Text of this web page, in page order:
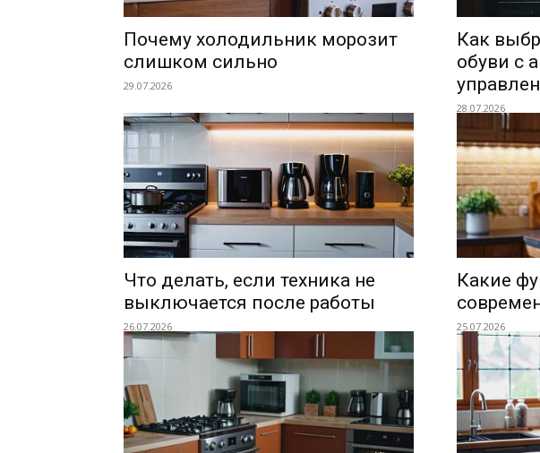
Почему холодильник морозит
слишком сильно
29.07.2026
Как
обуви с
28.07.2026
Что делать, если техника не
выключается после работы
26.07.2026
Какие
25.07.2026